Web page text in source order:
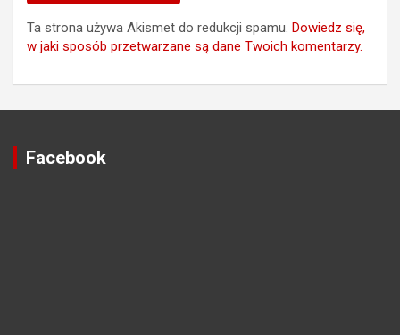
Ta strona używa Akismet do redukcji spamu. Dowiedz się,
w jaki sposób przetwarzane są dane Twoich komentarzy.
Facebook